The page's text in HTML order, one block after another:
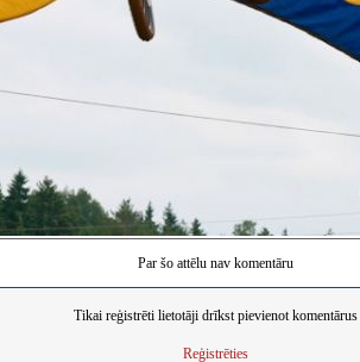
Par šo attēlu nav komentāru
Tikai reģistrēti lietotāji drīkst pievienot komentārus
Reģistrēties